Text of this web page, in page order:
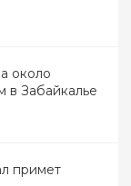
около
в Забайкалье
примет